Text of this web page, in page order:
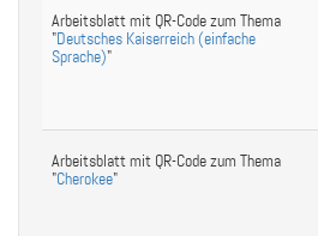
Arbeitsblatt mit QR-Code zum Thema
"Deutsches Kaiserreich (einfache
Sprache)"
Arbeitsblatt mit QR-Code zum Thema
"Cherokee"